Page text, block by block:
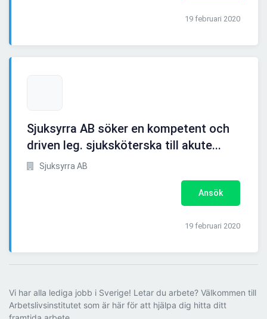
19 februari 2020
Sjuksyrra AB söker en kompetent och
driven leg. sjuksköterska till akute...
Sjuksyrra AB
Ansök
19 februari 2020
Vi har alla lediga jobb i Sverige! Letar du arbete? Välkommen till
Arbetslivsinstitutet som är här för att hjälpa dig hitta ditt